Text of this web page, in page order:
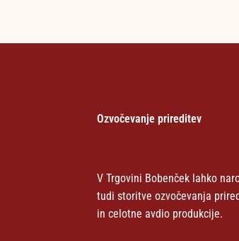
Ozvočevanje prireditev
V Trgovini Bobenček lahko
tudi storitve ozvočevanja
in celotne avdio produkcije.